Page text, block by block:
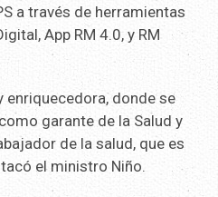
a través de herramientas
App RM 4.0, y RM
enriquecedora, donde se
garante de la Salud y
de la salud, que es
el ministro Niño.